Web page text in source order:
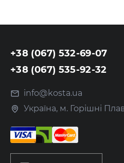
+38 (067) 532-69-07
+38 (067) 535-92-32
info@kosta.ua
Україна, м. Горішні